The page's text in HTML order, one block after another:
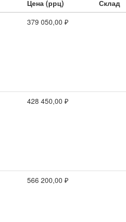
Цена (ррц) Склад
379 050,00 ₽
428 450,00 ₽
566 200,00 ₽